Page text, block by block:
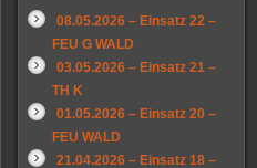
08.05.2026 – Einsatz 22 –
FEU G WALD
03.05.2026 – Einsatz 21 –
TH K
01.05.2026 – Einsatz 20 –
FEU WALD
21.04.2026 – Einsatz 18 –